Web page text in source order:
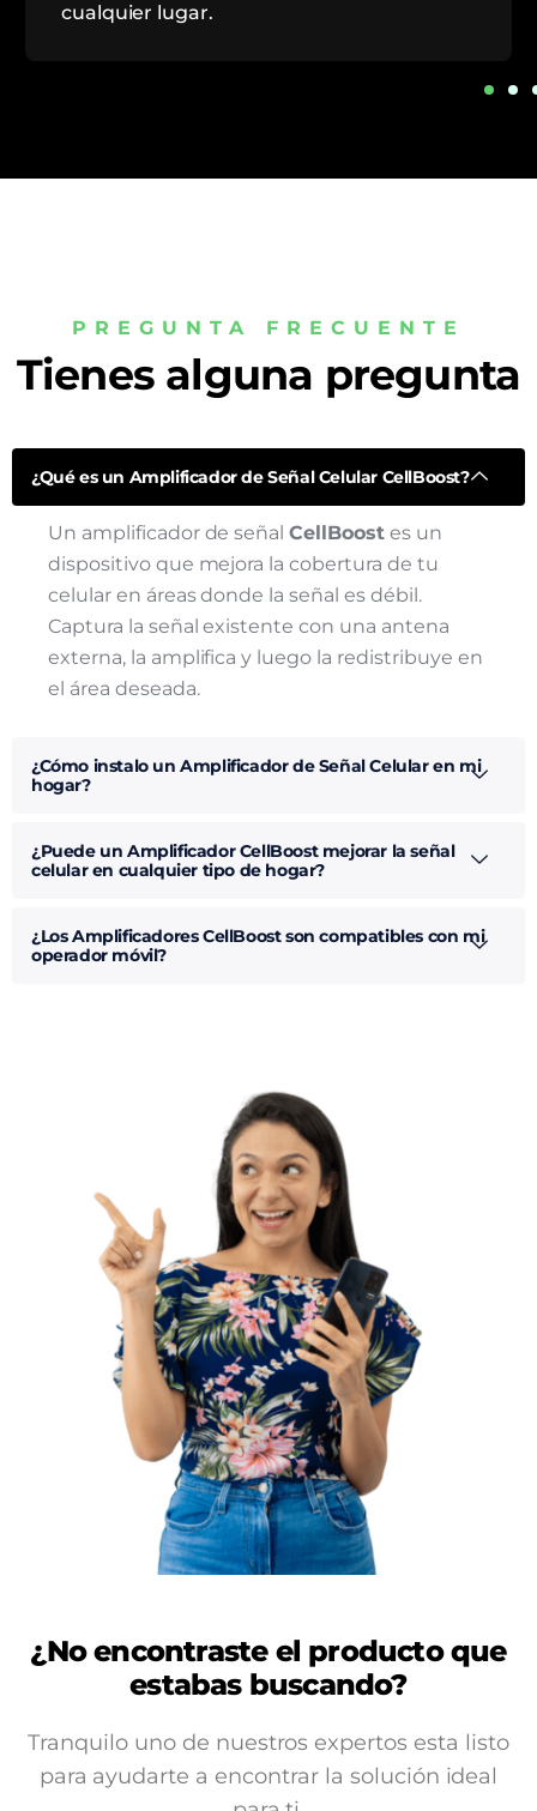
en todo momento.
PREGUNTA FRECUENTE
Tienes alguna pregunta
¿Qué es un Amplificador de Señal Celular CellBoost?
Un amplificador de señalCellBoostes un
dispositivo que mejora la cobertura de tu
celular en áreas donde la señal es débil.
Captura la señal existente con una antena
externa, la amplifica y luego la redistribuye en
el área deseada.
¿Cómo instalo un Amplificador de Señal Celular en mi
hogar?
¿Puede un Amplificador CellBoost mejorar la señal
celular en cualquier tipo de hogar?
¿Los Amplificadores CellBoost son compatibles con mi
operador móvil?
¿No encontraste el producto que
estabas buscando?
Tranquilo uno de nuestros expertos esta listo
para ayudarte a encontrar la solución ideal